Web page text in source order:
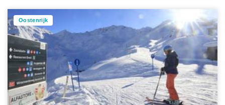
Oostenrijk